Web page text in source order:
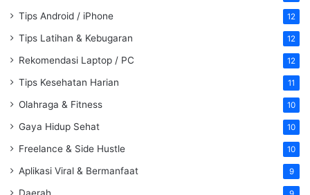
Tips Android / iPhone 12
Tips Latihan & Kebugaran 12
Rekomendasi Laptop / PC 12
Tips Kesehatan Harian 11
Olahraga & Fitness 10
Gaya Hidup Sehat 10
Freelance & Side Hustle 10
Aplikasi Viral & Bermanfaat 9